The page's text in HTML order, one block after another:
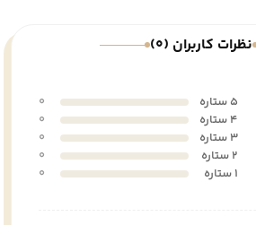
نظرات کاربران (0)
5 ستاره
0
4 ستاره
0
3 ستاره
0
2 ستاره
0
0